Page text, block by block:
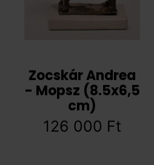
Zocskár Andrea
- Mopsz (8.5x6,5
cm)
126 000 Ft